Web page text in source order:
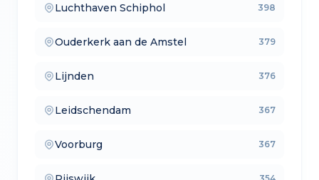
Luchthaven Schiphol
— aankoopmakelaars 398
Ouderkerk aan de Amstel
— lokale makelaars 379
Lijnden
— makelaars vergelijken 376
Leidschendam
— verkoopmakelaars 367
Voorburg
— aankoopmakelaars 367
354